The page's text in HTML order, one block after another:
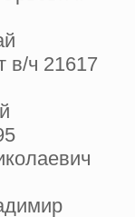
в/ч 21617